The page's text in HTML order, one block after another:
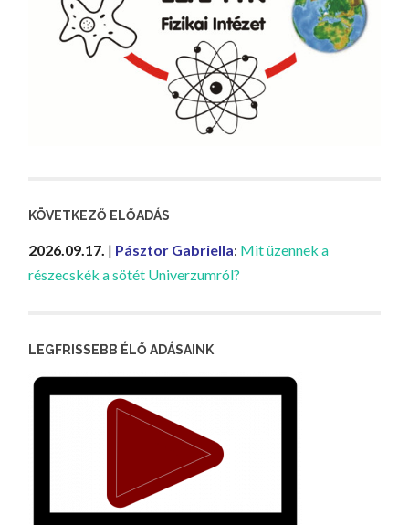
KÖVETKEZŐ ELŐADÁS
2026.09.17. | Pásztor Gabriella: Mit üzennek a
részecskék a sötét Univerzumról?
LEGFRISSEBB ÉLŐ ADÁSAINK